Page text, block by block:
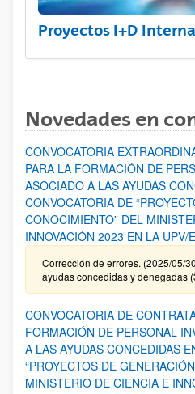
Proyectos I+D
Novedades en
CONVOCATORIA
PARA LA FORMACIÓN DE
ASOCIADO A LAS AYUDAS
CONVOCATORIA DE
CONOCIMIENTO” DEL
INNOVACIÓN 2023 EN LA UPV/
Corrección de errores. (2025/05/
ayudas concedidas y denegadas
CONVOCATORIA DE
FORMACIÓN DE PERSONAL
A LAS AYUDAS CONCEDIDAS
“PROYECTOS DE
MINISTERIO DE CIENCIA E